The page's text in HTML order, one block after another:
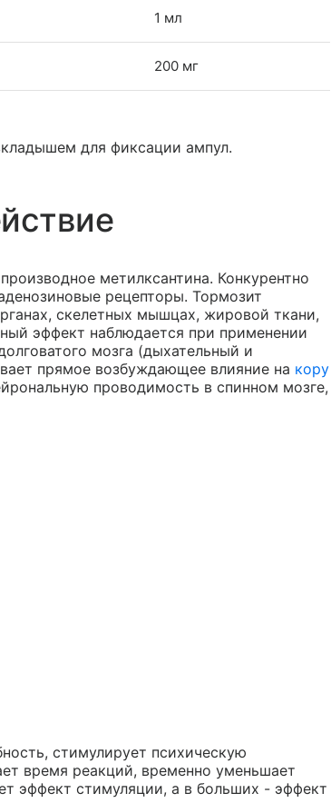
1 мл
200 мг
для фиксации ампул.
метилксантина. Конкурентно
рецепторы. Тормозит
скелетных мышцах, жировой ткани,
эффект наблюдается при применении
мозга (дыхательный и
прямое возбуждающее влияние на кору
проводимость в спинном мозге,
стимулирует психическую
время реакций, временно уменьшает
эффект стимуляции, а в больших - эффект